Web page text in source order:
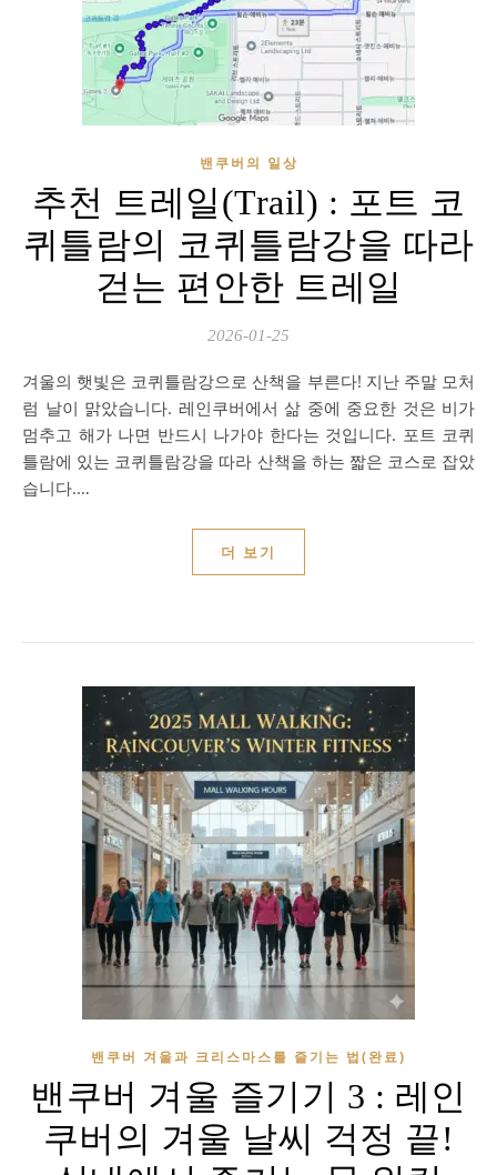
밴쿠버의 일상
추천 트레일(Trail) : 포트 코
퀴틀람의 코퀴틀람강을 따라
걷는 편안한 트레일
2026-01-25
겨울의 햇빛은 코퀴틀람강으로 산책을 부른다! 지난 주말 모처
럼 날이 맑았습니다. 레인쿠버에서 삶 중에 중요한 것은 비가
멈추고 해가 나면 반드시 나가야 한다는 것입니다. 포트 코퀴
틀람에 있는 코퀴틀람강을 따라 산책을 하는 짧은 코스로 잡았
습니다.…
더 보기
밴쿠버 겨울과 크리스마스를 즐기는 법(완료)
밴쿠버 겨울 즐기기 3 : 레인
쿠버의 겨울 날씨 걱정 끝!